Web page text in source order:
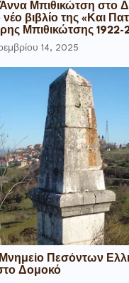
Μπιθικώτση στο
βιβλίο της «Και
Μπιθικώτσης 1922-
14, 2025
Πεσόντων
Δομοκό